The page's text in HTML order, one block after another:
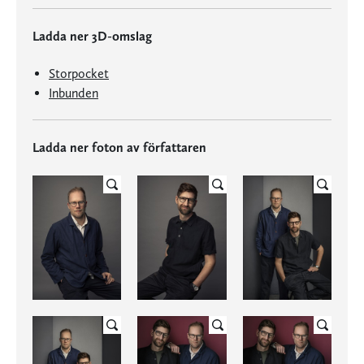
Ladda ner 3D-omslag
Storpocket
Inbunden
Ladda ner foton av författaren